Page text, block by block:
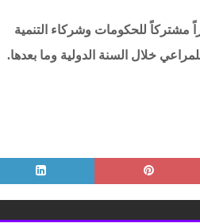
مشتركاً للحكومات وشركاء التنمية
خلال السنة الدولية وما بعدها.